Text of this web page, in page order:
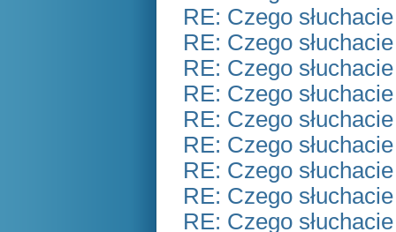
RE: Czego
RE: Czego
RE: Czego
RE: Czego
RE: Czego
RE: Czego
RE: Czego
RE: Czego
RE: Czego